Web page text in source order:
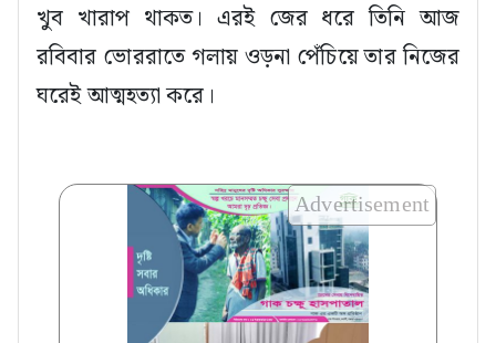
খুব খারাপ থাকত। এরই জের ধরে তিনি আজ
রবিবার ভোররাতে গলায় ওড়না পেঁচিয়ে তার নিজের
ঘরেই আত্মহত্যা করে।
Advertisement